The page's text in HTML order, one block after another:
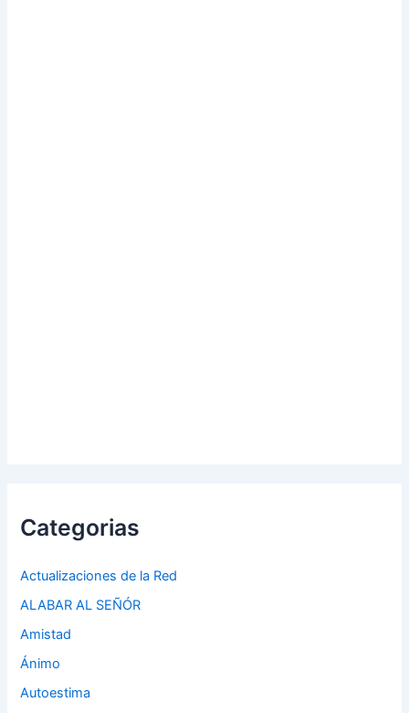
Categorias
Actualizaciones de la Red
ALABAR AL SEÑÓR
Amistad
Ánimo
Autoestima